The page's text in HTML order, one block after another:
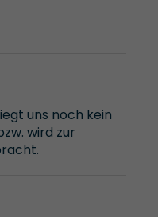
uns noch kein
wird zur